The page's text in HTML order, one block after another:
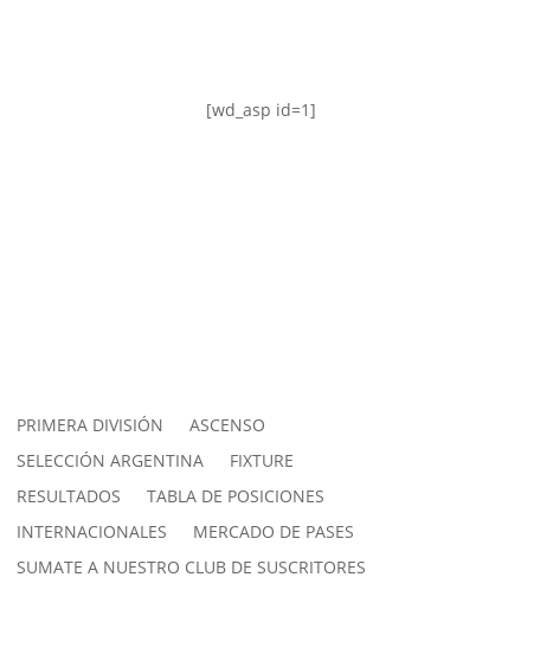
[wd_asp id=1]
PRIMERA DIVISIÓN
ASCENSO
SELECCIÓN ARGENTINA
FIXTURE
RESULTADOS
TABLA DE POSICIONES
INTERNACIONALES
MERCADO DE PASES
SUMATE A NUESTRO CLUB DE SUSCRITORES